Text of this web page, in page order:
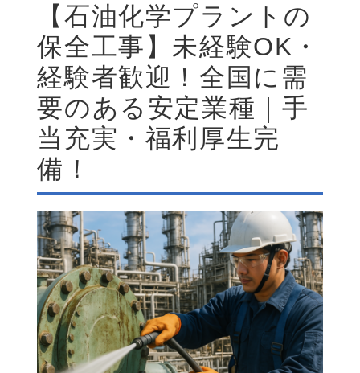
【石油化学プラントの
保全工事】未経験OK・
経験者歓迎！全国に需
要のある安定業種｜手
当充実・福利厚生完
備！